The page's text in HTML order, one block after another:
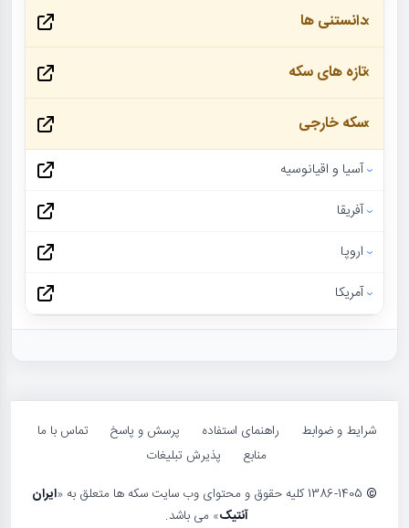
دانستنی ها
تازه های سکه
سکه خارجی
آسیا و اقیانوسیه
آفریقا
اروپا
آمریکا
شرایط و ضوابط راهنمای استفاده پرسش و پاسخ
تماس با ما
منابع
پذیرش تبلیغات
©
ایران
آنتیک» می باشد.